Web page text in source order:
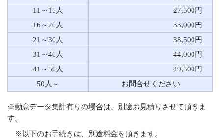
11～15人
27,500円
16～20人
33,000円
21～30人
38,500円
31～40人
44,000円
41～50人
49,500円
50人～
お問合せください
※勤怠データ集計有りの場合は、別途お見積りさせて頂きま
す。
※以下のお手続きは、別途料金を頂きます。